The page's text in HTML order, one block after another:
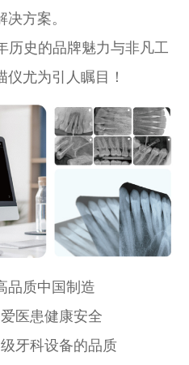
决方案。
历史的品牌魅力与非凡工
尤为引人瞩目！
品质中国制造
医患健康安全
牙科设备的品质